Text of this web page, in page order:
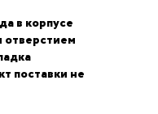
в корпусе
отверстием
поставки не